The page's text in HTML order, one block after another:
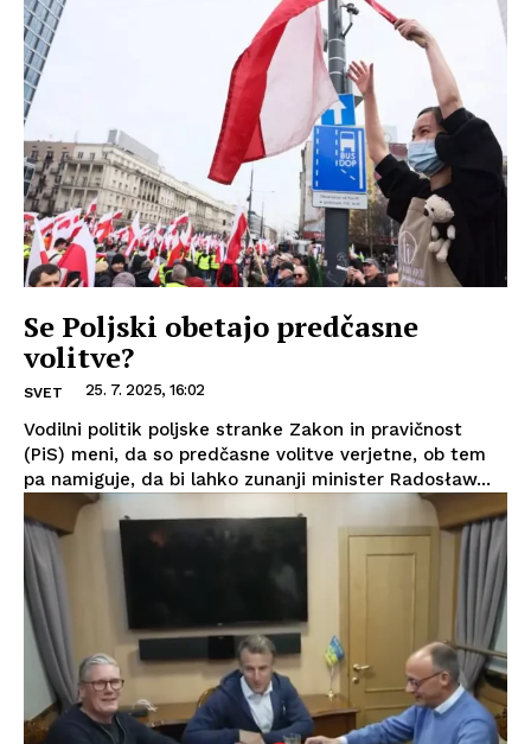
Se Poljski obetajo predčasne
volitve?
SVET 25. 7. 2025, 16:02
Vodilni politik poljske stranke Zakon in pravičnost
(PiS) meni, da so predčasne volitve verjetne, ob tem
pa namiguje, da bi lahko zunanji minister Radosław...